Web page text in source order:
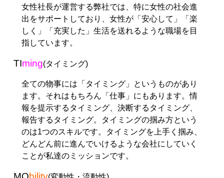
女性社長が運営する弊社では、特に女性の社会進
出をサポートしており、女性が「安心して」「楽
しく」「充実した」生活を送れるような職場を目
指しています。
TIming(タイミング)
全ての物事には「タイミング」というものがあり
ます。それはもちろん「仕事」にもあります。情
報を提示するタイミング、決断するタイミング、
報告するタイミング。タイミングの掴み方という
のは1つのスキルです。タイミングを上手く掴み、
どんどん前に進んでいけるような会社にしていく
ことが私達のミッションです。